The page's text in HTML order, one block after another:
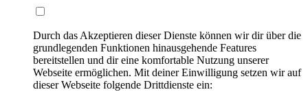
Durch das Akzeptieren dieser Dienste können wir dir über die
grundlegenden Funktionen hinausgehende Features
bereitstellen und dir eine komfortable Nutzung unserer
Webseite ermöglichen. Mit deiner Einwilligung setzen wir auf
dieser Webseite folgende Drittdienste ein: